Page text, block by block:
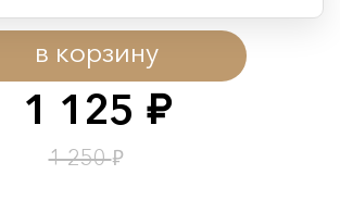
1 125 руб.
1 250₽
в корзину
акции:
08.08.2026 00:01
09.08.2026 23:59